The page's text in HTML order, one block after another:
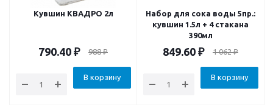
Кувшин КВАДРО 2л
790.40 ₽ 988₽
В корзину
Набор для сока воды 5пр.:
кувшин 1.5л + 4 стакана
390мл
849.60 ₽ 1 062₽
В корзину